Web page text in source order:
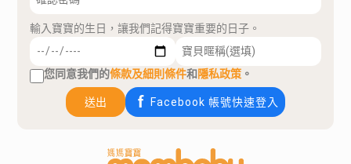
輸入寶寶的生日，讓我們記得寶寶重要的日子。
您同意我們的條款及細則條件和隱私政策 。
送出 Facebook 帳號快速登入